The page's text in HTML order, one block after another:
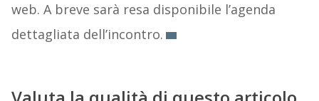
web. A breve sarà resa disponibile l’agenda
dettagliata dell’incontro.